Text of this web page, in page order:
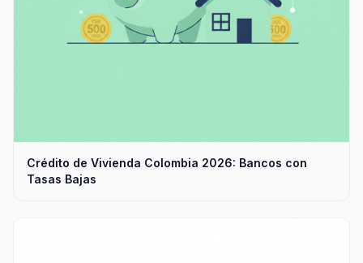
Crédito de Vivienda Colombia 2026: Bancos con
Tasas Bajas